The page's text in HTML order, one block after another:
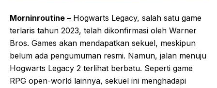
Morninroutine – Hogwarts Legacy, salah satu game
terlaris tahun 2023, telah dikonfirmasi oleh Warner
Bros. Games akan mendapatkan sekuel, meskipun
belum ada pengumuman resmi. Namun, jalan menuju
Hogwarts Legacy 2 terlihat berbatu. Seperti game
RPG open-world lainnya, sekuel ini menghadapi